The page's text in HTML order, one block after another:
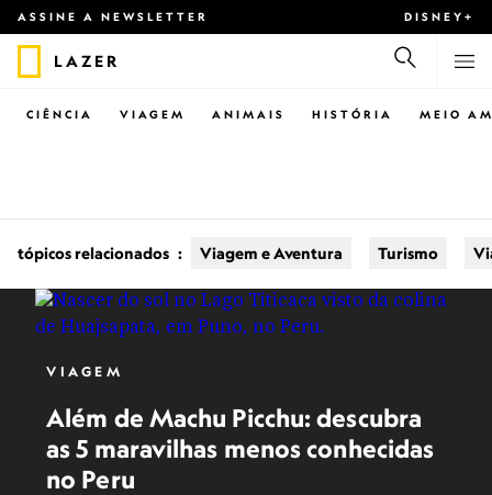
ASSINE A NEWSLETTER DISNEY+
LAZER
CIÊNCIA VIAGEM ANIMAIS HISTÓRIA MEIO
tópicos relacionados : Viagem e Aventura Turismo
VIAGEM
Além de Machu Picchu: descubra
as 5 maravilhas menos conhecidas
no Peru